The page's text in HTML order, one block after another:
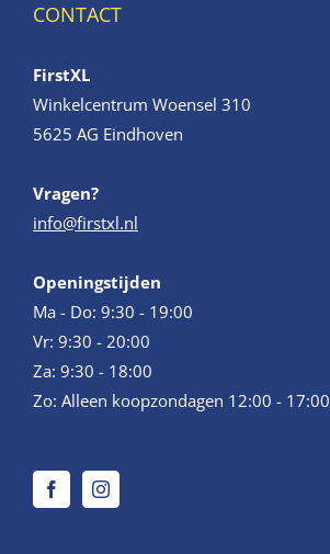
CONTACT
FirstXL
Winkelcentrum Woensel 310
5625 AG Eindhoven
Vragen?
info@firstxl.nl
Openingstijden
Ma - Do: 9:30 - 19:00
Vr: 9:30 - 20:00
Za: 9:30 - 18:00
Zo: Alleen koopzondagen 12:00 - 17:00